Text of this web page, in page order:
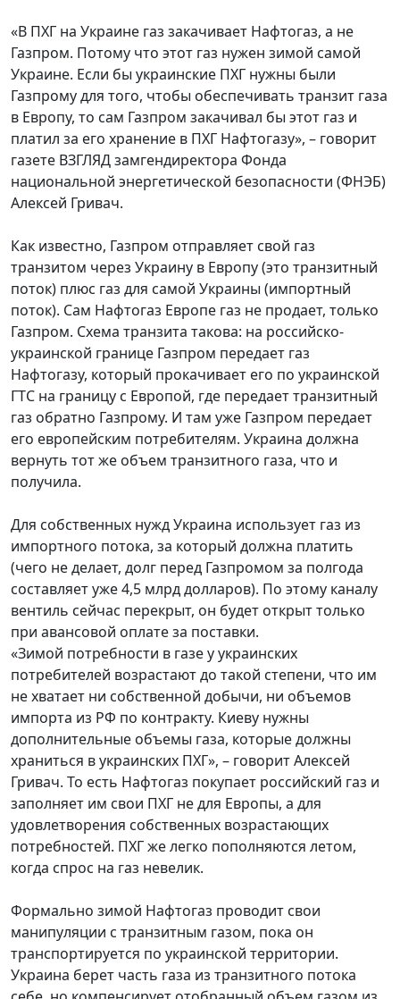
«В ПХГ на Украине газ закачивает Нафтогаз, а не
Газпром. Потому что этот газ нужен зимой самой
Украине. Если бы украинские ПХГ нужны были
Газпрому для того, чтобы обеспечивать транзит газа
в Европу, то сам Газпром закачивал бы этот газ и
платил за его хранение в ПХГ Нафтогазу», – говорит
газете ВЗГЛЯД замгендиректора Фонда
национальной энергетической безопасности (ФНЭБ)
Алексей Гривач.
Как известно, Газпром отправляет свой газ
транзитом через Украину в Европу (это транзитный
поток) плюс газ для самой Украины (импортный
поток). Сам Нафтогаз Европе газ не продает, только
Газпром. Схема транзита такова: на российско-
украинской границе Газпром передает газ
Нафтогазу, который прокачивает его по украинской
ГТС на границу с Европой, где передает транзитный
газ обратно Газпрому. И там уже Газпром передает
его европейским потребителям. Украина должна
вернуть тот же объем транзитного газа, что и
получила.
Для собственных нужд Украина использует газ из
импортного потока, за который должна платить
(чего не делает, долг перед Газпромом за полгода
составляет уже 4,5 млрд долларов). По этому каналу
вентиль сейчас перекрыт, он будет открыт только
при авансовой оплате за поставки.
«Зимой потребности в газе у украинских
потребителей возрастают до такой степени, что им
не хватает ни собственной добычи, ни объемов
импорта из РФ по контракту. Киеву нужны
дополнительные объемы газа, которые должны
храниться в украинских ПХГ», – говорит Алексей
Гривач. То есть Нафтогаз покупает российский газ и
заполняет им свои ПХГ не для Европы, а для
удовлетворения собственных возрастающих
потребностей. ПХГ же легко пополняются летом,
когда спрос на газ невелик.
Формально зимой Нафтогаз проводит свои
манипуляции с транзитным газом, пока он
транспортируется по украинской территории.
Украина берет часть газа из транзитного потока